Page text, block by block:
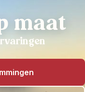
maat